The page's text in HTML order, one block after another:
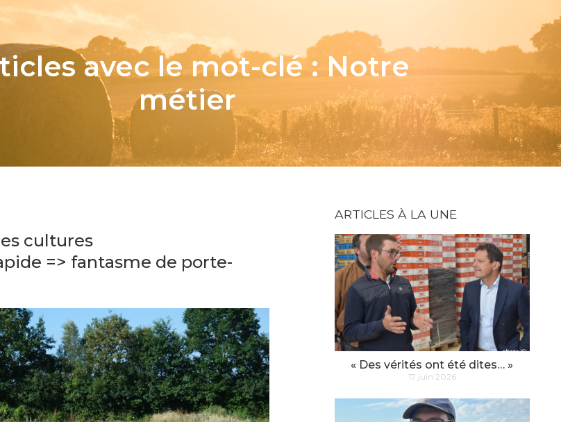
avec le mot-clé : Notre
métier
cultures
=> fantasme de porte-
ARTICLES À LA UNE
« Des vérités ont été dites… »
17 juin 2026